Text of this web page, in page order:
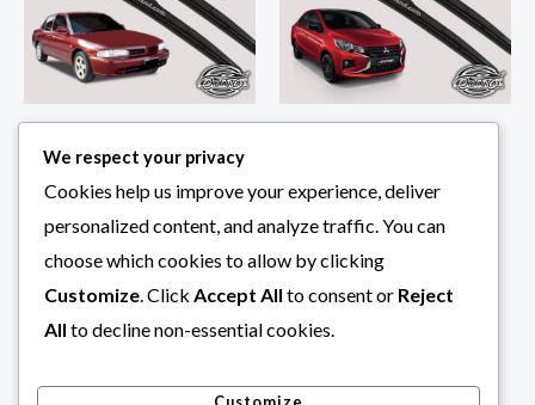
Mitsubishi Lancer e-car ปี
1991-1996 ขนาด 20 นิ้ว 18 นิ้ว
1 คู่
ก้านปัดน้ำฝน Mitsubishi
290.00
now ขนาด 22 นิ้ว 14 นิ้ว 1 คู่
ก้านปัดน้ำฝน Mitsubishi
฿290.00
We respect your privacy
Cookies help us improve your experience, deliver
personalized content, and analyze traffic. You can
choose which cookies to allow by clicking
Customize. Click Accept All to consent or Reject
All to decline non-essential cookies.